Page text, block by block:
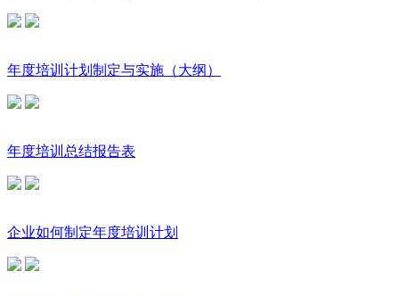
年度培训计划制定与实施（大纲）
年度培训总结报告表
企业如何制定年度培训计划